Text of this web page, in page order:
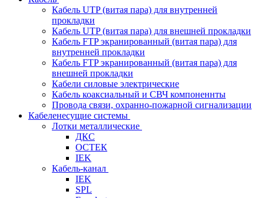
Кабель UTP (витая пара) для внутренней
прокладки
Кабель UTP (витая пара) для внешней прокладки
Кабель FTP экранированный (витая пара) для
внутренней прокладки
Кабель FTP экранированный (витая пара) для
внешней прокладки
Кабели силовые электрические
Кабель коаксиальный и СВЧ компоненнты
Провода связи, охранно-пожарной сигнализации
Кабеленесущие системы
Лотки металлические
ДКС
ОСТЕК
IEK
Кабель-канал
IEK
SPL